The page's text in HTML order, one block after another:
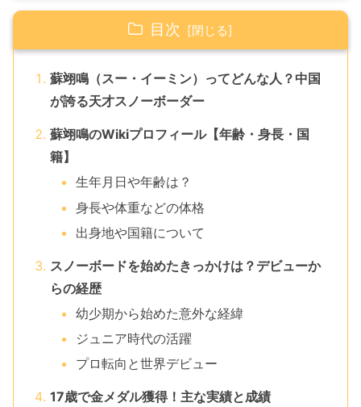
目次
蘇翊鳴（スー・イーミン）ってどんな人？中国
が誇る天才スノーボーダー
蘇翊鳴のWikiプロフィール【年齢・身長・国
籍】
生年月日や年齢は？
身長や体重などの体格
出身地や国籍について
スノーボードを始めたきっかけは？デビューか
らの経歴
幼少期から始めた意外な経緯
ジュニア時代の活躍
プロ転向と世界デビュー
17歳で金メダル獲得！主な実績と成績